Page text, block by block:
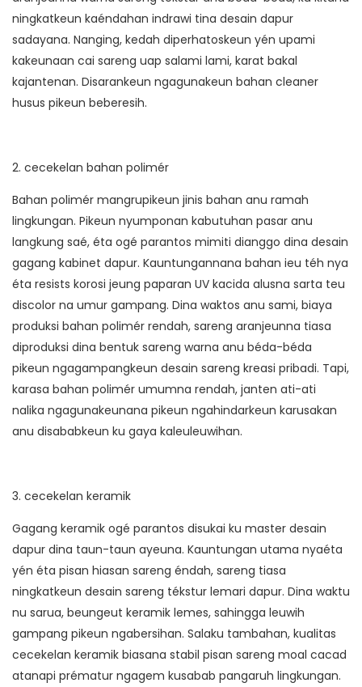
ningkatkeun kaéndahan indrawi tina desain dapur
sadayana. Nanging, kedah diperhatoskeun yén upami
kakeunaan cai sareng uap salami lami, karat bakal
kajantenan. Disarankeun ngagunakeun bahan cleaner
husus pikeun beberesih.
2. cecekelan bahan polimér
Bahan polimér mangrupikeun jinis bahan anu ramah
lingkungan. Pikeun nyumponan kabutuhan pasar anu
langkung saé, éta ogé parantos mimiti dianggo dina desain
gagang kabinet dapur. Kauntungannana bahan ieu téh nya
éta resists korosi jeung paparan UV kacida alusna sarta teu
discolor na umur gampang. Dina waktos anu sami, biaya
produksi bahan polimér rendah, sareng aranjeunna tiasa
diproduksi dina bentuk sareng warna anu béda-béda
pikeun ngagampangkeun desain sareng kreasi pribadi. Tapi,
karasa bahan polimér umumna rendah, janten ati-ati
nalika ngagunakeunana pikeun ngahindarkeun karusakan
anu disababkeun ku gaya kaleuleuwihan.
3. cecekelan keramik
Gagang keramik ogé parantos disukai ku master desain
dapur dina taun-taun ayeuna. Kauntungan utama nyaéta
yén éta pisan hiasan sareng éndah, sareng tiasa
ningkatkeun desain sareng tékstur lemari dapur. Dina waktu
nu sarua, beungeut keramik lemes, sahingga leuwih
gampang pikeun ngabersihan. Salaku tambahan, kualitas
cecekelan keramik biasana stabil pisan sareng moal cacad
atanapi prématur ngagem kusabab pangaruh lingkungan.